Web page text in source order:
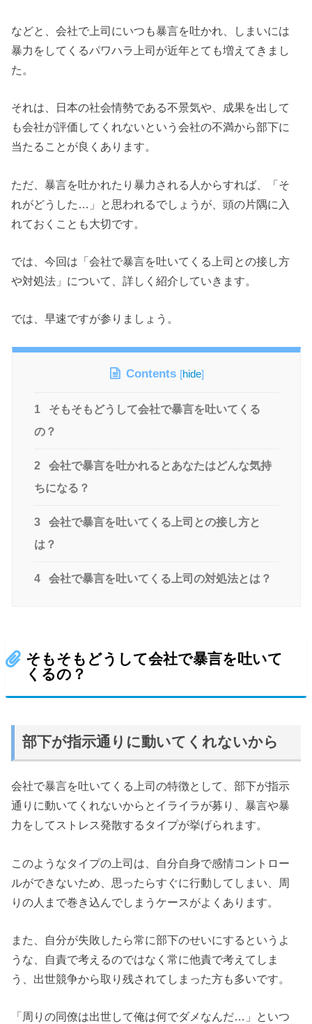
などと、会社で上司にいつも暴言を吐かれ、しまいには
暴力をしてくるパワハラ上司が近年とても増えてきまし
た。
それは、日本の社会情勢である不景気や、成果を出して
も会社が評価してくれないという会社の不満から部下に
当たることが良くあります。
ただ、暴言を吐かれたり暴力される人からすれば、「そ
れがどうした…」と思われるでしょうが、頭の片隅に入
れておくことも大切です。
では、今回は「会社で暴言を吐いてくる上司との接し方
や対処法」について、詳しく紹介していきます。
では、早速ですが参りましょう。
Contents [hide]
1
そもそもどうして会社で暴言を吐いてくる
の？
2
会社で暴言を吐かれるとあなたはどんな気持
ちになる？
3
会社で暴言を吐いてくる上司との接し方と
は？
4 会社で暴言を吐いてくる上司の対処法とは？
そもそもどうして会社で暴言を吐いて
くるの？
部下が指示通りに動いてくれないから
会社で暴言を吐いてくる上司の特徴として、部下が指示
通りに動いてくれないからとイライラが募り、暴言や暴
力をしてストレス発散するタイプが挙げられます。
このようなタイプの上司は、自分自身で感情コントロー
ルができないため、思ったらすぐに行動してしまい、周
りの人まで巻き込んでしまうケースがよくあります。
また、自分が失敗したら常に部下のせいにするというよ
うな、自責で考えるのではなく常に他責で考えてしま
う、出世競争から取り残されてしまった方も多いです。
「周りの同僚は出世して俺は何でダメなんだ…」といつ